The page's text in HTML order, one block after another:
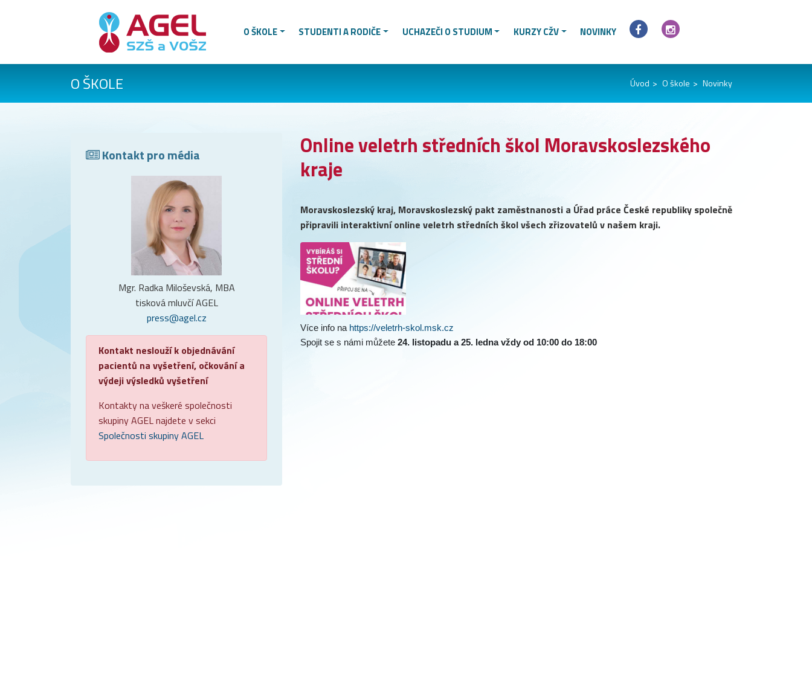
O ŠKOLE STUDENTI A RODIČE UCHAZEČI O STUDIUM KURZY CŽV NOVINKY
O ŠKOLE Úvod O škole Novinky
Online veletrh středních škol Moravskoslezského
kraje
Moravskoslezský kraj, Moravskoslezský pakt zaměstnanosti a Úřad práce České republiky společně
připravili interaktivní online veletrh středních škol všech zřizovatelů v našem kraji.
Více info na https://veletrh-skol.msk.cz
Spojit se s námi můžete 24. listopadu a 25. ledna vždy od 10:00 do 18:00
Kontakt pro média
Mgr. Radka Miloševská, MBA
tisková mluvčí AGEL
press@agel.cz
Kontakt neslouží k objednávání
pacientů na vyšetření, očkování a
výdeji výsledků vyšetření
Kontakty na veškeré společnosti
skupiny AGEL najdete v sekci
Společnosti skupiny AGEL